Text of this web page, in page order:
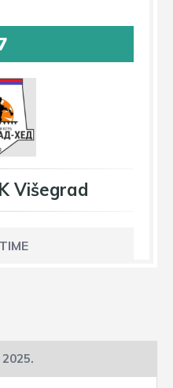
Višegrad
2025.